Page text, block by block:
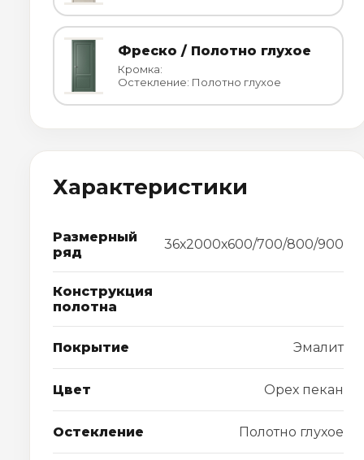
Фреско / Полотно глухое
Кромка:
Остекление: Полотно глухое
Характеристики
Размерный
ряд
36х2000х600/700/800/900
Конструкция
полотна
Покрытие Эмалит
Цвет Орех пекан
Остекление Полотно глухое